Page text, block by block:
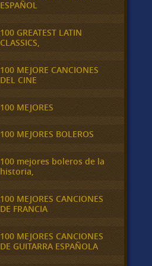
ESPAÑOL
100 GREATEST LATIN
CLASSICS,
100 MEJORE CANCIONES
DEL CINE
100 MEJORES
100 MEJORES BOLEROS
100 mejores boleros de la
historia,
100 MEJORES CANCIONES
DE FRANCIA
100 MEJORES CANCIONES
DE GUITARRA ESPAÑOLA